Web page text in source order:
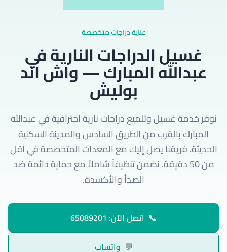
عناية دراجات متخصصة
غسيل الدراجات النارية في
عبدالله المبارك — واش اند
بوليش
نوفر خدمة غسيل وتلميع دراجات نارية احترافية في عبدالله
المبارك بالقرب من الطريق السادس والمدينة السكنية
الحديثة. فريقنا يصل إليك مع المعدات المتخصصة في أقل
من 50 دقيقة. نضمن تنظيفاً شاملاً مع حماية دائمة ضد
الصدأ والأكسدة.
📞 اتصل الآن: 65089201
💬 واتساب